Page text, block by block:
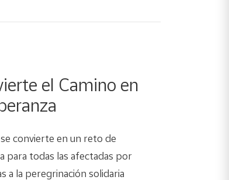
el Camino en
convierte en un reto de
para todas las afectadas por
a la peregrinación solidaria